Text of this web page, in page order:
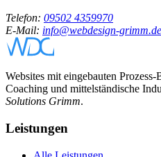
Telefon: 09502 4359970
E-Mail: info@webdesign-grimm.de
Websites mit eingebauten
Coaching und mittelständische
Solutions Grimm.
Leistungen